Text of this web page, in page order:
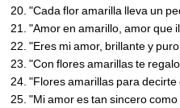
"Cada flor amarilla lleva un
"Amor en amarillo, amor que
"Eres mi amor, brillante y
"Con flores amarillas te
"Flores amarillas para
"Mi amor es tan sincero